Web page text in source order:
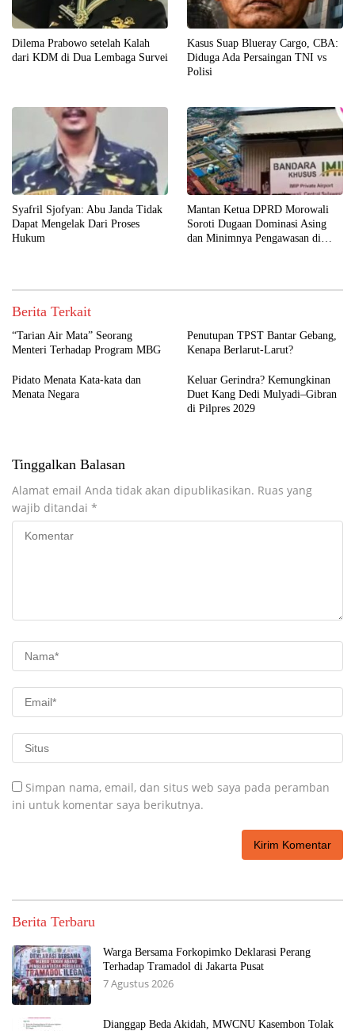
Dilema Prabowo setelah Kalah
dari KDM di Dua Lembaga Survei
Kasus Suap Blueray Cargo, CBA:
Diduga Ada Persaingan TNI vs
Polisi
Syafril Sjofyan: Abu Janda Tidak
Dapat Mengelak Dari Proses
Hukum
Mantan Ketua DPRD Morowali
Soroti Dugaan Dominasi Asing
dan Minimnya Pengawasan di
Berita Terkait
“Tarian Air Mata” Seorang
Menteri Terhadap Program MBG
Penutupan TPST Bantar Gebang,
Kenapa Berlarut-Larut?
Pidato Menata Kata-kata dan
Menata Negara
Keluar Gerindra? Kemungkinan
Duet Kang Dedi Mulyadi–Gibran
di Pilpres 2029
Tinggalkan Balasan
Alamat email Anda tidak akan dipublikasikan. Ruas yang
wajib ditandai *
Simpan nama, email, dan situs web saya pada peramban
ini untuk komentar saya berikutnya.
Berita Terbaru
Warga Bersama Forkopimko Deklarasi Perang
Terhadap Tramadol di Jakarta Pusat
7 Agustus 2026
Dianggap Beda Akidah, MWCNU Kasembon Tolak